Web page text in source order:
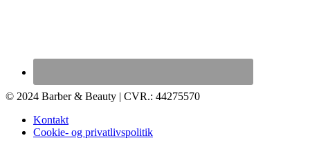
© 2024 Barber & Beauty | CVR.: 44275570
Kontakt
Cookie- og privatlivspolitik